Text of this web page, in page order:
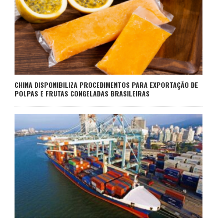
CHINA DISPONIBILIZA PROCEDIMENTOS PARA EXPORTAÇÃO DE
POLPAS E FRUTAS CONGELADAS BRASILEIRAS